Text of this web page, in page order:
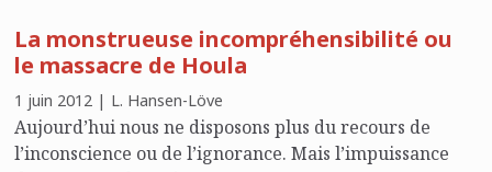
comportent, quoique dans des proportions variables,
des formes démocratiques. On parlera même, dans
certains cas, de « démocratie participative »,
notamment au niveau local. C’est le cas, par exemple,
au Venezuela. Hugo Chavez a été jusqu’à instaurer, en
La monstrueuse incompréhensibilité ou
le massacre de Houla
1 juin 2012 | L. Hansen-Löve
Aujourd’hui nous ne disposons plus du recours de
l’inconscience ou de l’ignorance. Mais l’impuissance